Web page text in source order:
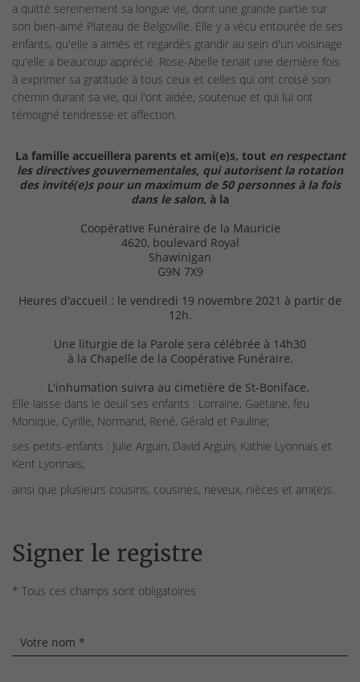
a quitté sereinement sa longue vie, dont une grande partie sur
son bien-aimé Plateau de Belgoville. Elle y a vécu entourée de ses
enfants, qu'elle a aimés et regardés grandir au sein d'un voisinage
qu'elle a beaucoup apprécié. Rose-Abelle tenait une dernière fois
à exprimer sa gratitude à tous ceux et celles qui ont croisé son
chemin durant sa vie, qui l'ont aidée, soutenue et qui lui ont
témoigné tendresse et affection.
La famille accueillera parents et ami(e)s, touten respectant
les directives gouvernementales, qui autorisent la rotation
des invité(e)s pour un maximum de 50 personnes à la fois
dans le salon, à la
Coopérative Funéraire de la Mauricie
4620, boulevard Royal
Shawinigan
G9N 7X9
Heures d'accueil : le vendredi 19 novembre 2021 à partir de
12h.
Une liturgie de la Parole sera célébrée à 14h30
à la Chapelle de la Coopérative Funéraire.
L'inhumation suivra au cimetière de St-Boniface.
Elle laisse dans le deuil ses enfants : Lorraine, Gaëtane, feu
Monique, Cyrille, Normand, René, Gérald et Pauline;
ses petits-enfants : Julie Arguin, David Arguin, Kathie Lyonnais et
Kent Lyonnais;
ainsi que plusieurs cousins, cousines, neveux, nièces et ami(e)s.
Signer le registre
* Tous ces champs sont obligatoires
Votre nom *